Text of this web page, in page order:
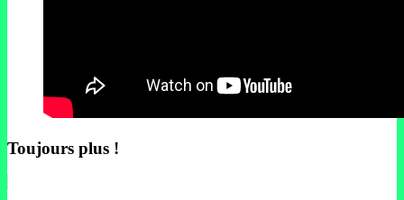
Toujours plus !